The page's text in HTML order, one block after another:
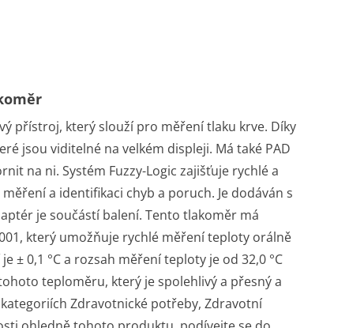
přístroj, který slouží pro měření tlaku krve. Díky
jsou viditelné na velkém displeji. Má také PAD
na ni. Systém Fuzzy-Logic zajišťuje rychlé a
a identifikaci chyb a poruch. Je dodáván s
je součástí balení. Tento tlakoměr má
který umožňuje rychlé měření teploty orálně
± 0,1 °C a rozsah měření teploty je od 32,0 °C
teploměru, který je spolehlivý a přesný a
Zdravotnické potřeby, Zdravotní